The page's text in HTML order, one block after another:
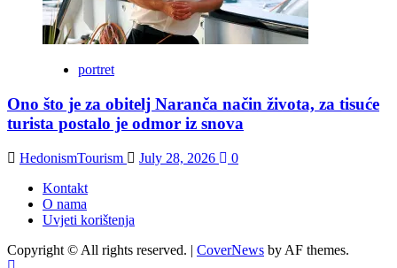
portret
Ono što je za obitelj Naranča način života, za tisuće
turista postalo je odmor iz snova
HedonismTourism July 28, 2026
0
Kontakt
O nama
Uvjeti korištenja
Copyright © All rights reserved. | CoverNews by AF themes.